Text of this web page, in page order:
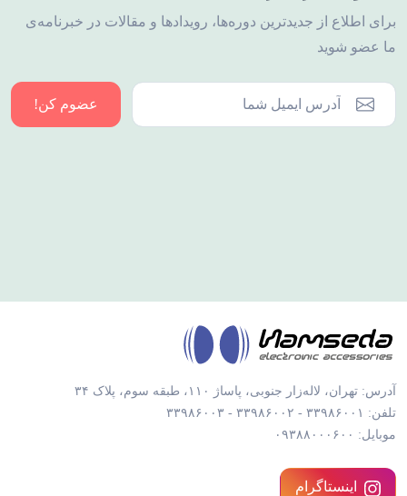
برای اطلاع از جدیدترین دوره‌ها، رویدادها و مقالات در خبرنامه‌ی
ما عضو شوید
عضوم کن!
آدرس: تهران، لاله‌زار جنوبی، پاساژ ۱۱۰، طبقه سوم، پلاک ۳۴
تلفن: ۳۳۹۸۶۰۰۱ - ۳۳۹۸۶۰۰۲ - ۳۳۹۸۶۰۰۳
موبایل: ۰۹۳۸۸۰۰۰۶۰۰
اینستاگرام